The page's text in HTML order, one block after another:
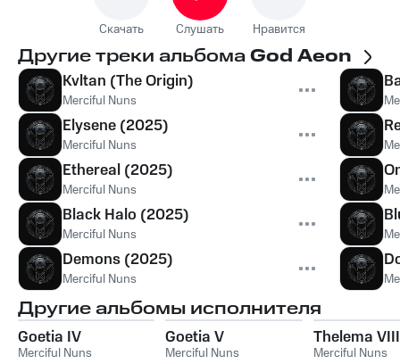
Скачать Слушать Нравится
Другие треки альбомаGod Aeon
Kvltan (The Origin)
Merciful Nuns
Elysene (2025)
Merciful Nuns
Ethereal (2025)
Merciful Nuns
Black Halo (2025)
Merciful Nuns
Demons (2025)
Merciful Nuns
Другие альбомы исполнителя
Goetia IV
Merciful Nuns
Goetia V
Merciful Nuns
Thelema VIII
Merciful Nuns